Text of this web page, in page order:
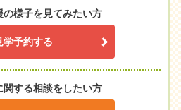
の様子を見てみたい方
学予約する
関する相談をしたい方